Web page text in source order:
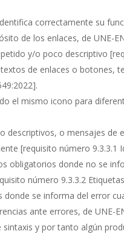
correctamente su
de los enlaces, de UNE-
y/o poco descriptivo
de enlaces o
.
el mismo icono para
descriptivos, o mensajes
[requisito número 9.3.3.1
obligatorios donde no se
número 9.3.3.2
donde se informa del error
ante errores, de UNE-
sintaxis y por tanto algún